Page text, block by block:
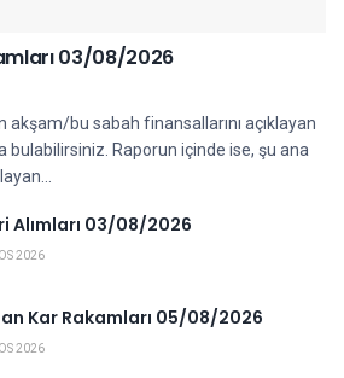
03/08/2026
akşam/bu sabah finansallarını açıklayan
bulabilirsiniz. Raporun içinde ise, şu ana
Alımları 03/08/2026
2026
Kar Rakamları 05/08/2026
2026